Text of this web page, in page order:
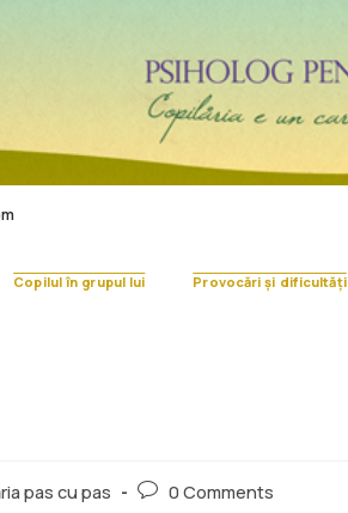
Copilul în grupul lui Provocări și dificultăți
pas cu pas 0 Comments